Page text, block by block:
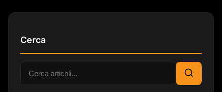
Cerca
Cerca:
Cerca